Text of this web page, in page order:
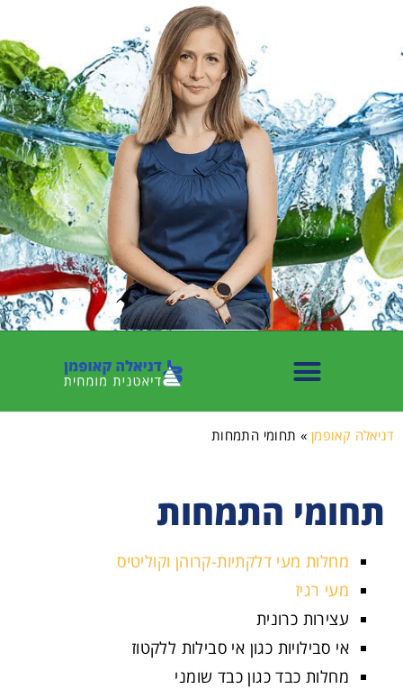
דניאלה קאופמן » תחומי התמחות
תחומי התמחות
מחלות מעי דלקתיות-קרוהן וקוליטיס
מעי רגיז
עצירות כרונית
אי סבילויות כגון אי סבילות ללקטוז
מחלות כבד כגון כבד שומני